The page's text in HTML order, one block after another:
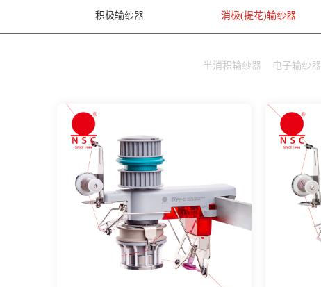
积极输纱器 消极(提花)输纱器
半消积输纱器 电子输纱器